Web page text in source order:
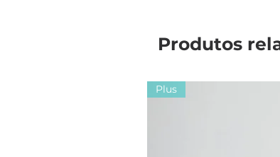
Produtos
Plus